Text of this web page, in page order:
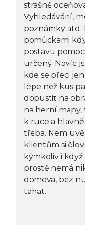
strašně
Vyhledávání,
poznámky atd.
pomůckami
postavu
určený. Navíc
kde se přeci
lépe než kus
dopustit na
na herní
k ruce a
třeba.
klientům si
kýmkoliv i
prostě nemá
domova, bez
tahat.